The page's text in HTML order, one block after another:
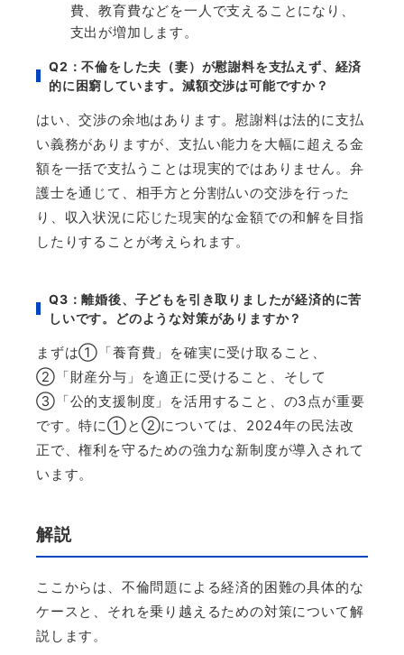
費、教育費などを一人で支えることになり、
支出が増加します。
Q2 ：不倫をした夫（妻）が慰謝料を支払えず、経済
的に困窮しています。減額交渉は可能ですか？
はい、交渉の余地はあります。慰謝料は法的に支払
い義務がありますが、支払い能力を大幅に超える金
額を一括で支払うことは現実的ではありません。弁
護士を通じて、相手方と分割払いの交渉を行った
り、収入状況に応じた現実的な金額での和解を目指
したりすることが考えられます。
Q3 ：離婚後、子どもを引き取りましたが経済的に苦
しいです。どのような対策がありますか？
まずは① 「養育費」を確実に受け取ること、
② 「財産分与」を適正に受けること、そして
③ 「公的支援制度」を活用すること、の3 点が重要
です。特に①と ②については、 2024年の民法改
正で、権利を守るための強力な新制度が導入されて
います。
解説
ここからは、不倫問題による経済的困難の具体的な
ケースと、それを乗り越えるための対策について解
説します。